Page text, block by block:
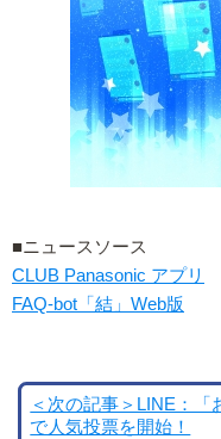
■ニュースソース
CLUB Panasonic アプリ
FAQ-bot「結」Web版
＜次の記事＞LINE：
で人気投票を開始！